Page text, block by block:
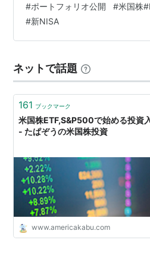
たいと思っています。近所の低
なりません。今月末には7月から
の予定がありますので、今のと
7月のポートフォリオですが、
円高影響もあり、総資産額は、
#ポートフォリオ公開 #米国株
#新NISA
ネットで話題
161 ブックマーク
米国株ETF,S&P500で始める投資
- たぱぞうの米国株投資
www.americakabu.com